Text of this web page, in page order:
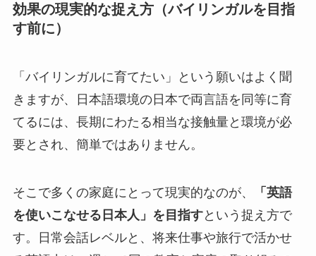
効果の現実的な捉え方（バイリンガルを目指
す前に）
「バイリンガルに育てたい」という願いはよく聞
きますが、日本語環境の日本で両言語を同等に育
てるには、長期にわたる相当な接触量と環境が必
要とされ、簡単ではありません。
そこで多くの家庭にとって現実的なのが、
「英語
を使いこなせる日本人」を目指すという捉え方で
す。日常会話レベルと、将来仕事や旅行で活かせ